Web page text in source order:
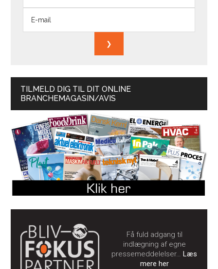
TILMELD DIG TIL DIT ONLINE
BRANCHEMAGASIN/AVIS
Få fuld adgang til
indlægning af egne
pressemeddelelser…Læs
mere her